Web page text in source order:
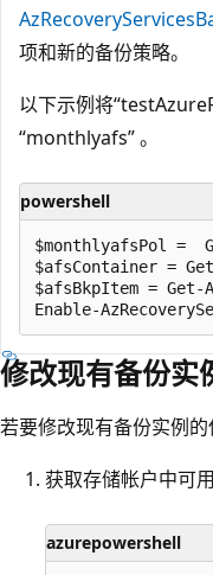
项和新的备份策略。
以下示例将
“monthlyafs” 。
powershell
$monthlyafsPol =
$afsContainer =
$afsBkpItem = Get-
修改现有备份实
若要修改现有备份实例
获取存储帐户中可用
azurepowershell